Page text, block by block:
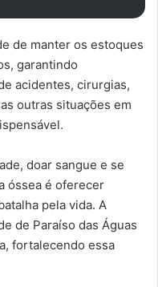
de manter os estoques
garantindo
acidentes, cirurgias,
outras situações em
doar sangue e se
óssea é oferecer
pela vida. A
de Paraíso das Águas
fortalecendo essa